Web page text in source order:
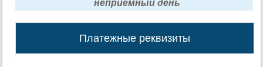
неприемный день
Платежные реквизиты